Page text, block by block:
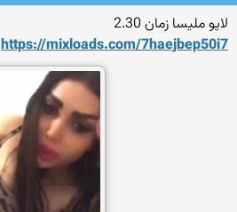
لایو ملیسا زمان 2.30
https://mixloads.com/7haejbep50i7